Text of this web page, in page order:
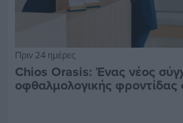
Πριν 24 ημέρες
Chios Orasis: Ένας νέος
οφθαλμολογικής φροντίδας